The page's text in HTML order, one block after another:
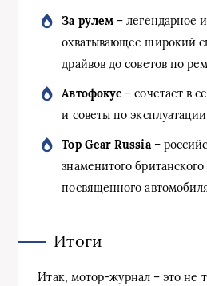
За рулем – легендарное
охватывающее широкий
драйвов до советов по
Автофокус – сочетает в
и советы по
Top Gear Russia–
знаменитого
посвященного
Итоги
Итак, мотор-журнал – это не